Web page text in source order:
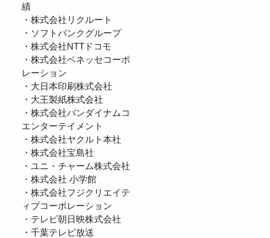
績
・株式会社リクルート
・ソフトバンクグループ
・株式会社NTTドコモ
・株式会社ベネッセコーポ
レーション
・大日本印刷株式会社
・大王製紙株式会社
・株式会社バンダイナムコ
エンターテイメント
・株式会社ヤクルト本社
・株式会社宝島社
・ユニ・チャーム株式会社
・株式会社 小学館
・株式会社フジクリエイテ
ィブコーポレーション
・テレビ朝日映株式会社
・千葉テレビ放送